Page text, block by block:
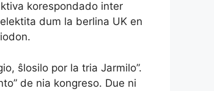
korespondado inter
dum la berlina UK en
ŝlosilo por la tria Jarmilo”.
de nia kongreso. Due ni